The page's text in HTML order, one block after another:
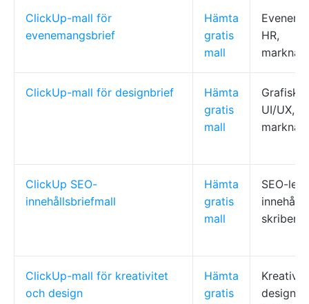
ClickUp-mall för
evenemangsbrief
Hämta
gratis
mall
HR,
ClickUp-mall för designbrief
Hämta
gratis
mall
UI/UX,
ClickUp SEO-
innehållsbriefmall
Hämta
gratis
mall
SEO-
ClickUp-mall för kreativitet
och design
Hämta
gratis
Kreativa